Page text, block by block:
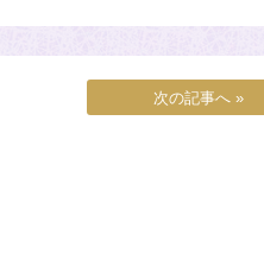
次の記事へ »